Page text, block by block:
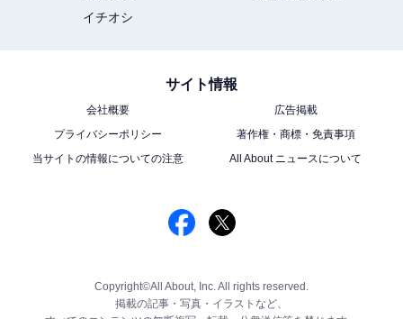
イチオシ
サイト情報
会社概要
広告掲載
プライバシーポリシー
著作権・商標・免責事項
当サイトの情報についての注意
All About ニュースについて
Copyright©All About, Inc. All rights reserved.
掲載の記事・写真・イラストなど、